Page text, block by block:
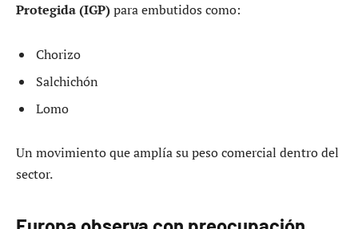
Protegida (IGP)para embutidos como:
Chorizo
Salchichón
Lomo
Un movimiento que amplía su peso comercial dentro del
sector.